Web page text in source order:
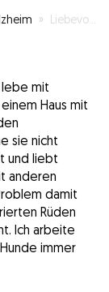
» Liebevolle Hundebetreuung in Traumkulisse
lebe mit
Haus mit
sie nicht
und liebt
anderen
damit
Rüden
Ich arbeite
immer